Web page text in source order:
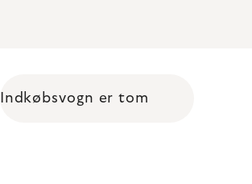
Shopping cart
Indkøbsvogn er tom